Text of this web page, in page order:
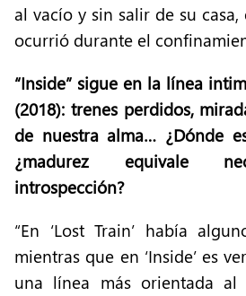
al vacío y sin salir de su
ocurrió durante el
“Inside” sigue en la línea
(2018): trenes perdidos,
de nuestra alma… ¿Dónde
¿madurez equivale
introspección?
“En ‘Lost Train’ había
mientras que en ‘Inside’ es
una línea más orientada al